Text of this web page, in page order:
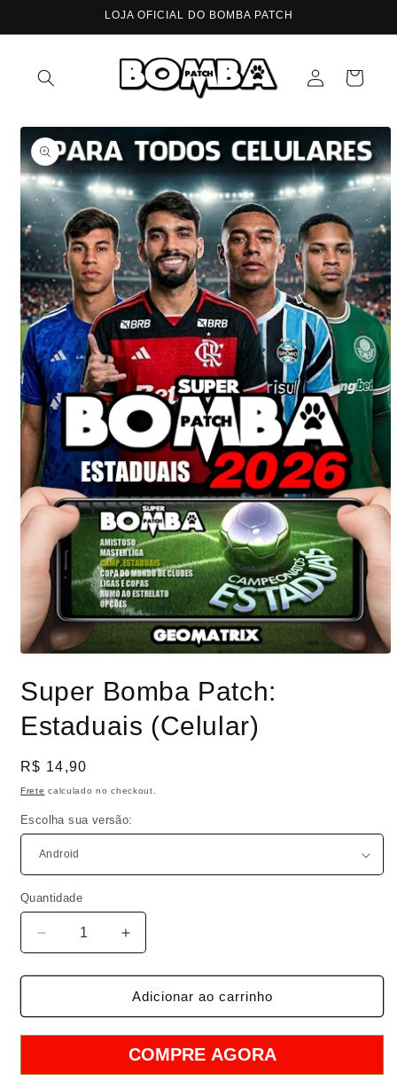
LOJA OFICIAL DO BOMBA PATCH
Fazer
login
Carrinho
as
informações
do produto
1
na
modal
Super Bomba Patch:
Estaduais (Celular)
Preço
normal
R$ 14,90
Frete calculado no checkout.
Escolha sua versão:
Quantidade
Quantidade
Diminuir
a
quantidade
Super
Bomba
Estaduais
Aumentar
a
quantidade
de
Super
Bomba
Patch:
Estaduais
Adicionar ao carrinho
COMPRE AGORA